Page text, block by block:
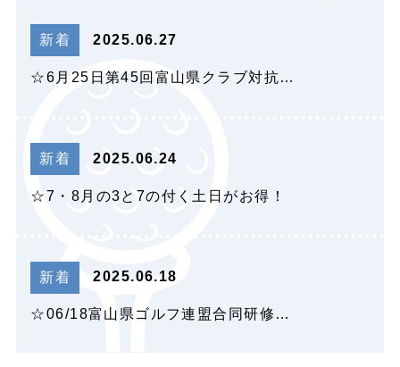
新着 2025.06.27
☆6月25日第45回富山県クラブ対抗…
新着 2025.06.24
☆7・8月の3と7の付く土日がお得！
新着 2025.06.18
☆06/18富山県ゴルフ連盟合同研修…